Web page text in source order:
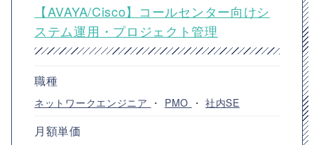
【AVAYA/Cisco】コールセンター向けシ
ステム運用・プロジェクト管理
職種
ネットワークエンジニア ・ PMO ・社内SE
月額単価